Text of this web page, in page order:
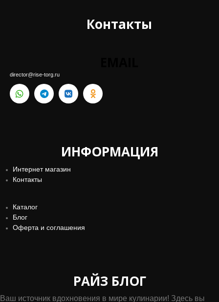
Контакты
director@rise-torg.ru
ИНФОРМАЦИЯ
Интернет магазин
Контакты
Каталог
Блог
Оферта и соглашения
РАЙЗ БЛОГ
Ваш источник вдохновения в мире кулинарии! Здесь вы